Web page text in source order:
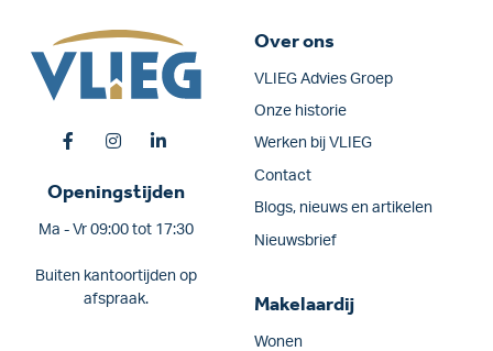
Openingstijden
Ma - Vr 09:00 tot 17:30
Buiten kantoortijden op
afspraak.
Over ons
VLIEG Advies Groep
Onze historie
Werken bij VLIEG
Contact
Blogs, nieuws en artikelen
Nieuwsbrief
Makelaardij
Wonen